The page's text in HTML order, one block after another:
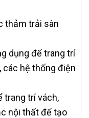
thảm trải sàn
dụng để trang trí
các hệ thống điện
trang trí vách,
nội thất để tạo